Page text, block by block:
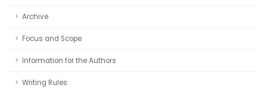
Archive
Focus and Scope
Information for the Authors
Writing Rules